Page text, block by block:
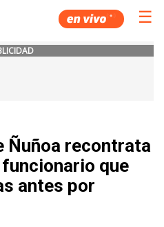
☰
Ñuñoa recontrata
que
antes por